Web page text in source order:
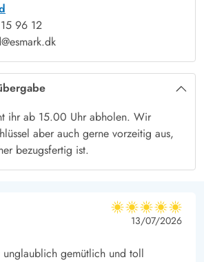
auch Cafés, Restaurants und frischen
V. Bitte relevantes Kabel (min. 8
96 12
ihr ab 15.00 Uhr abholen. Wir
aber auch gerne vorzeitig aus,
bezugsfertig ist.
5 von 5
5 von 5
5 out of 5
13/07/2026
unglaublich gemütlich und toll